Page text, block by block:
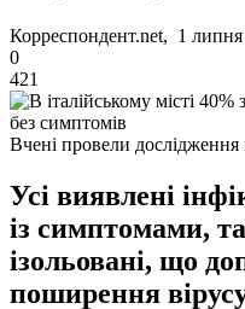
Корреспондент.net, 1
0
421
Вчені провели дослідження
Усі виявлені
із симптомами,
ізольовані, що
поширення